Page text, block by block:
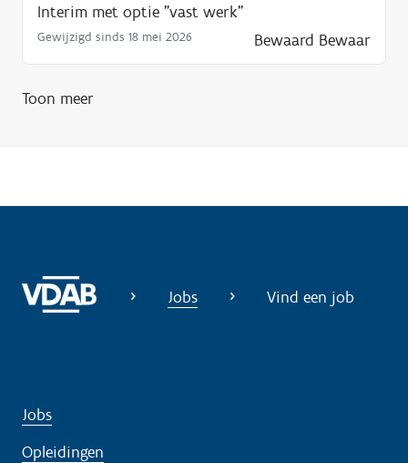
Interim met optie "vast werk"
Gewijzigd sinds 18 mei 2026 Bewaard Bewaar
Toon meer
Jobs Vind een job
Jobs
Opleidingen